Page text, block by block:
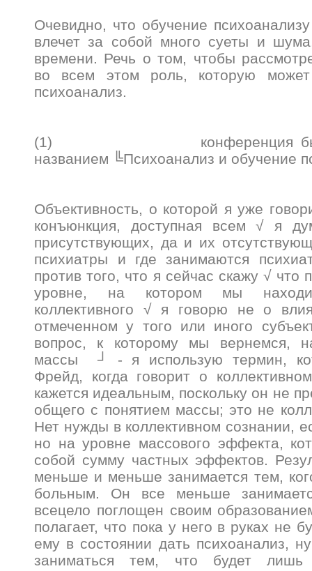
Очевидно, что обучение
влечет за собой много суеты и
времени. Речь о том, чтобы
во всем этом роль, которую
психоанализ.
(1) конференция была
названием ╚Психоанализ и обучение
Объективность, о которой я уже
конъюнкция, доступная всем √ я
присутствующих, да и их
психиатры и где занимаются
против того, что я сейчас скажу √ что
уровне, на котором мы
коллективного √ я говорю не о
отмеченном у того или иного
вопрос, к которому мы вернемся,
массы ┘ - я использую термин,
Фрейд, когда говорит о
кажется идеальным, поскольку он не
общего с понятием массы; это не
Нет нужды в коллективном сознании,
но на уровне массового эффекта,
собой сумму частных эффектов.
меньше и меньше занимается тем,
больным. Он все меньше
всецело поглощен своим
полагает, что пока у него в руках не
ему в состоянии дать психоанализ,
заниматься тем, что будет лишь